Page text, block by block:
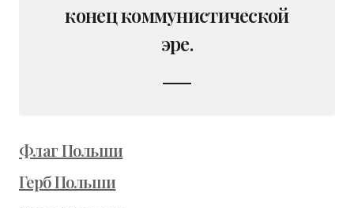
конец коммунистической
эре.
Флаг Польши
Герб Польши